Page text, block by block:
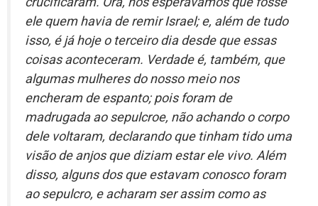
ele quem havia de remir Israel; e, além de tudo
isso, é já hoje o terceiro dia desde que essas
coisas aconteceram. Verdade é, também, que
algumas mulheres do nosso meio nos
encheram de espanto; pois foram de
madrugada ao sepulcroe, não achando o corpo
dele voltaram, declarando que tinham tido uma
visão de anjos que diziam estar ele vivo. Além
disso, alguns dos que estavam conosco foram
ao sepulcro, e acharam ser assim como as